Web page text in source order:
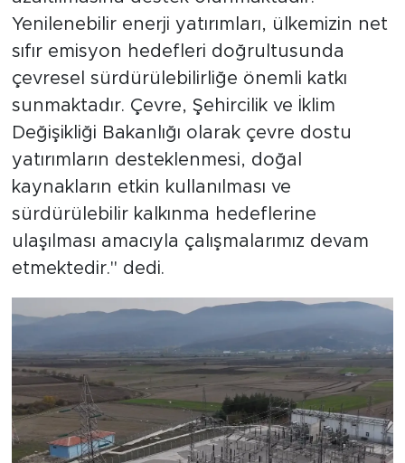
Yenilenebilir enerji yatırımları, ülkemizin net
sıfır emisyon hedefleri doğrultusunda
çevresel sürdürülebilirliğe önemli katkı
sunmaktadır. Çevre, Şehircilik ve İklim
Değişikliği Bakanlığı olarak çevre dostu
yatırımların desteklenmesi, doğal
kaynakların etkin kullanılması ve
sürdürülebilir kalkınma hedeflerine
ulaşılması amacıyla çalışmalarımız devam
etmektedir." dedi.